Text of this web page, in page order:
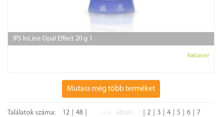
IPS InLine Opal Effect 20 g 1
Raktáron!
Mutass még több terméket
Találatok száma:
12
48
<< előző 2 3 4 5 6
7